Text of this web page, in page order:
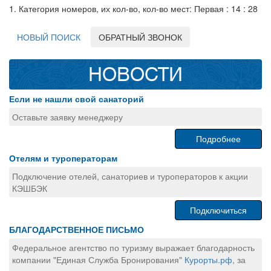
1. Категория номеров, их кол-во, кол-во мест: Первая : 14 : 28
НОВЫЙ ПОИСК ОБРАТНЫЙ ЗВОНОК
НОВОСТИ
Если не нашли свой санаторий
Оставьте заявку менеджеру
Подробнее
Отелям и туроператорам
Подключение отелей, санаториев и туроператоров к акции
КЭШБЭК
Подключиться
БЛАГОДАРСТВЕННОЕ ПИСЬМО
Федеральное агентство по туризму выражает благодарность
компании "Единая Служба Бронирования" Курорты.рф, за